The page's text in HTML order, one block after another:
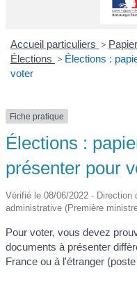
Accueil particuliers >
Élections > Élections :
voter
Fiche pratique
Élections :
présenter pour
Vérifié le 08/06/2022 - Direction
administrative (Première
Pour voter, vous devez
documents à présenter
France ou à l'étranger